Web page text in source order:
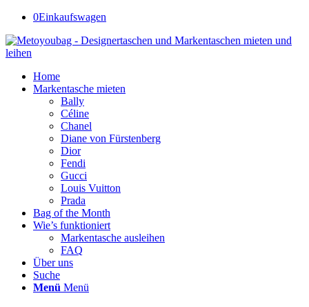
0Einkaufswagen
Home
Markentasche mieten
Bally
Céline
Chanel
Diane von Fürstenberg
Dior
Fendi
Gucci
Louis Vuitton
Prada
Bag of the Month
Wie’s funktioniert
Markentasche ausleihen
FAQ
Über uns
Suche
Menü Menü